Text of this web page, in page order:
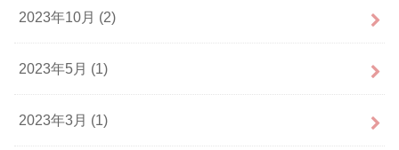
2023年10月 (2)
2023年5月 (1)
2023年3月 (1)